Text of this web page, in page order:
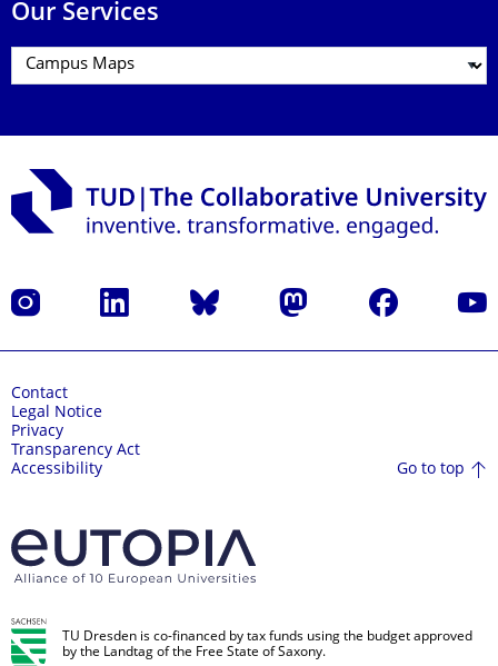
Our Services
Instagram LinkedIn Bluesky Mastodon Facebook
Contact
Legal Notice
Privacy
Transparency Act
Accessibility
Go to top
TU Dresden is co-financed by tax funds using the budget approved
by the Landtag of the Free State of Saxony.